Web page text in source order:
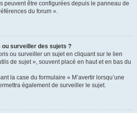
peuvent être configurées depuis le panneau de
du forum ».
surveiller des sujets ?
ou surveiller un sujet en cliquant sur le lien
de sujet », souvent placé en haut et en bas du
la case du formulaire « M’avertir lorsqu’une
également de surveiller le sujet.